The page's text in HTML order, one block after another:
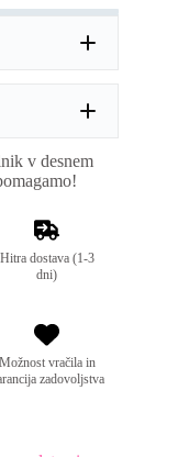
Izdelane so
na
v pasu, kar
Na voljo v
v desnem
Hitra dostava (1-3
dni)
Možnost vračila in
zadovoljstva